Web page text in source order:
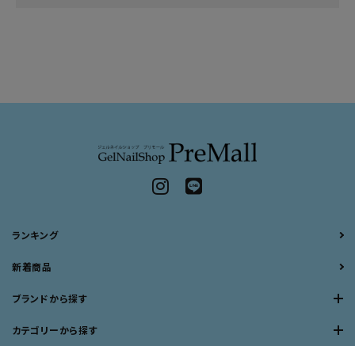
ランキング
新着商品
ブランドから探す
カテゴリーから探す